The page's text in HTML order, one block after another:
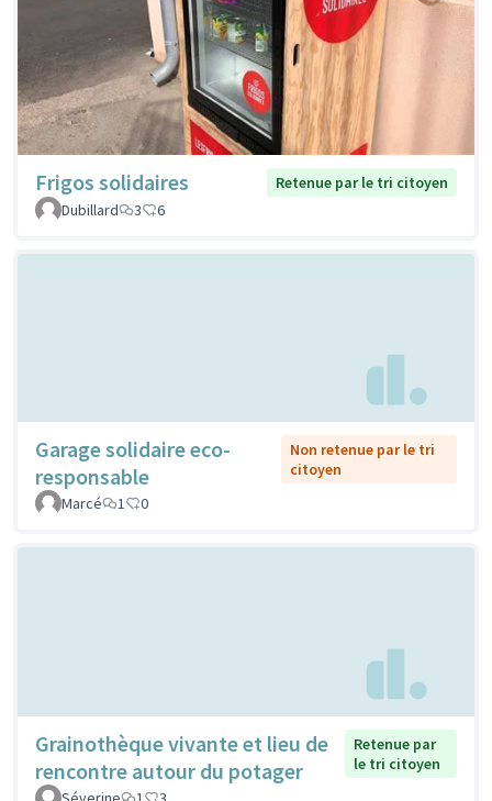
Frigos solidaires
Retenue par le tri citoyen
Dubillard
3 6
Garage solidaire eco-
responsable
Non retenue par le tri
citoyen
Marcé
1 0
Grainothèque vivante et lieu de
rencontre autour du potager
Retenue par
le tri citoyen